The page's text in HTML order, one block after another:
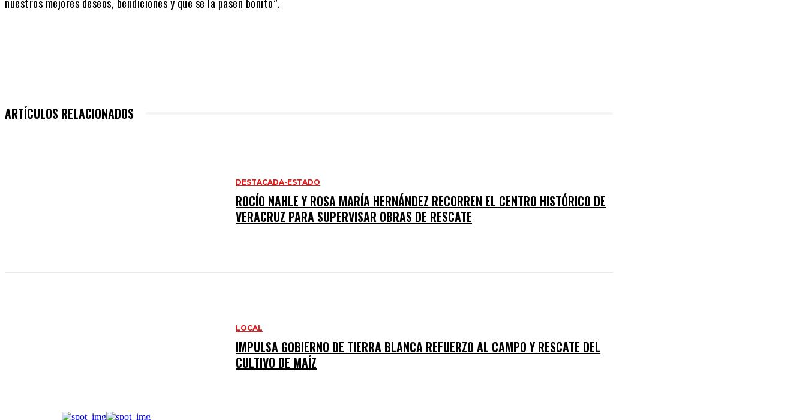
ARTÍCULOS RELACIONADOS
DESTACADA-ESTADO
ROCÍO NAHLE Y ROSA MARÍA HERNÁNDEZ RECORREN EL CENTRO HISTÓRICO DE
VERACRUZ PARA SUPERVISAR OBRAS DE RESCATE
LOCAL
IMPULSA GOBIERNO DE TIERRA BLANCA REFUERZO AL CAMPO Y RESCATE DEL
CULTIVO DE MAÍZ